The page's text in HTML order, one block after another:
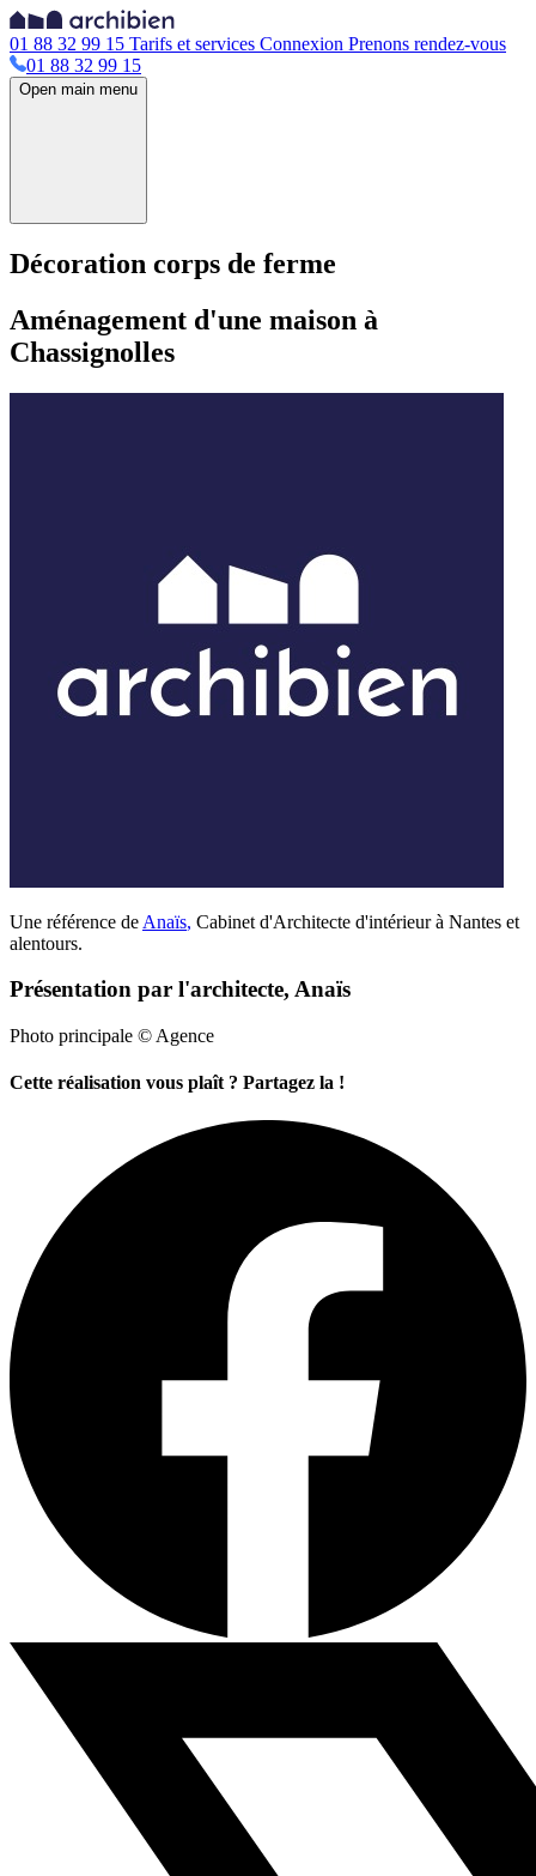
01 88 32 99 15 Tarifs et services Connexion Prenons rendez-vous
01 88 32 99 15
Open main menu
Décoration corps de ferme
Aménagement d'une maison à
Chassignolles
Une référence de Anaïs, Cabinet d'Architecte d'intérieur à Nantes et
alentours.
Présentation par l'architecte, Anaïs
Photo principale © Agence
Cette réalisation vous plaît ? Partagez la !